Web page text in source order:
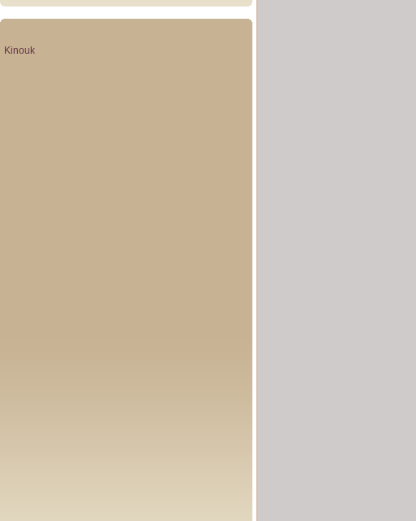
Kinouk